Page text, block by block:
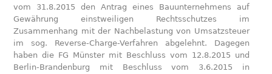
vom 31.8.2015 den Antrag eines Bauunternehmens auf
Gewährung einstweiligen Rechtsschutzes im
Zusammenhang mit der Nachbelastung von Umsatzsteuer
im sog. Reverse-Charge-Verfahren abgelehnt. Dagegen
haben die FG Münster mit Beschluss vom 12.8.2015 und
Berlin-Brandenburg mit Beschluss vom 3.6.2015 in